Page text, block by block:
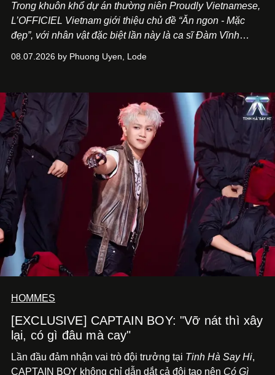
Trong khuôn khổ dự án thường niên Proudly Vietnamese,
L’OFFICIEL Vietnam giới thiệu chủ đề “Ăn ngon - Mặc
đẹp”, với nhân vật đặc biệt lần này là ca sĩ Đàm Vĩnh
08.07.2026 by Phuong Uyen, Lode
HOMMES
[EXCLUSIVE] CAPTAIN BOY: "Vỡ nát thì xây
lại, có gì đâu mà cay"
Lần đầu đảm nhận vai trò đội trưởng tại Tinh Hà Say Hi,
CAPTAIN BOY không chỉ dẫn dắt cả đội tạo nên Có Gì